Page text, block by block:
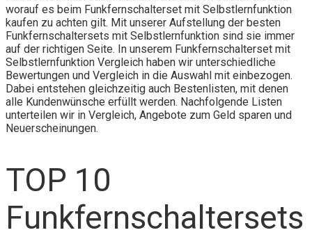
worauf es beim Funkfernschalterset mit Selbstlernfunktion
kaufen zu achten gilt. Mit unserer Aufstellung der besten
Funkfernschaltersets mit Selbstlernfunktion sind sie immer
auf der richtigen Seite. In unserem Funkfernschalterset mit
Selbstlernfunktion Vergleich haben wir unterschiedliche
Bewertungen und Vergleich in die Auswahl mit einbezogen.
Dabei entstehen gleichzeitig auch Bestenlisten, mit denen
alle Kundenwünsche erfüllt werden. Nachfolgende Listen
unterteilen wir in Vergleich, Angebote zum Geld sparen und
Neuerscheinungen.
TOP 10
Funkfernschaltersets